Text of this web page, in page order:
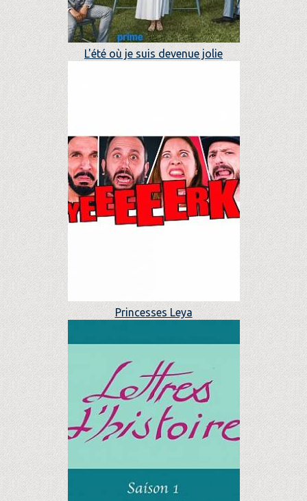
L'été où je suis devenue jolie
Princesses Leya